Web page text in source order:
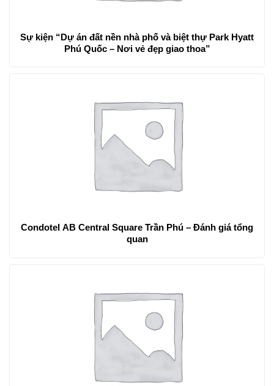
Sự kiện “Dự án đất nền nhà phố và biệt thự Park Hyatt
Phú Quốc – Nơi vẻ đẹp giao thoa”
Condotel AB Central Square Trần Phú – Đánh giá tổng
quan